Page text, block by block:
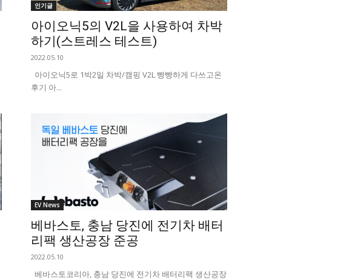
인기글
아이오닉5의 V2L을 사용하여 차박
하기(스트레스 테스트)
2022.05.10
아이오닉5로 1박2일 차박/캠핑 V2L 빵빵하게 다쓰고온
후기 아...
EV News
베바스토, 충남 당진에 전기차 배터
리팩 생산공장 준공
2022.05.10
베바스토코리아, 충남 당진에 전기차 배터리팩 생산공장